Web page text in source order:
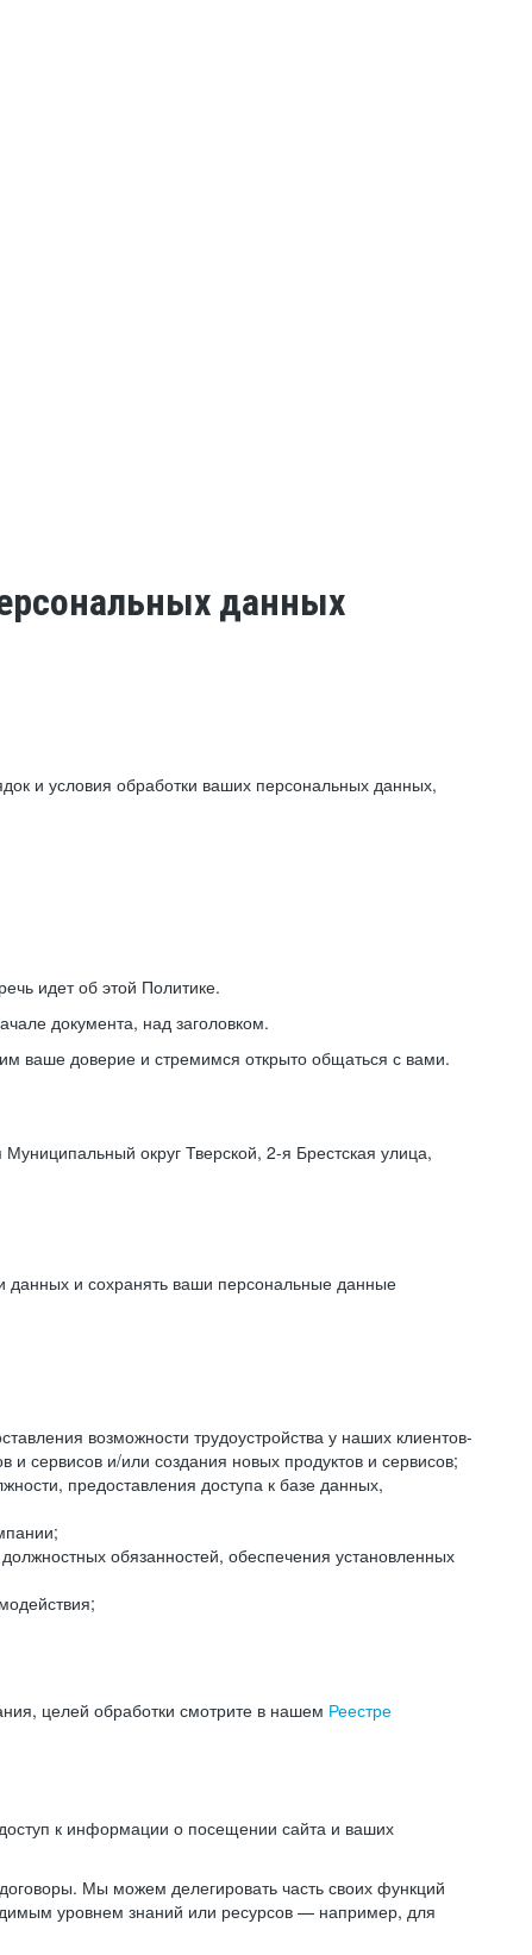
данных
и условия обработки ваших персональных данных,
идет об этой Политике.
документа, над заголовком.
ваше доверие и стремимся открыто общаться с вами.
округ Тверской, 2-я Брестская улица,
данных и сохранять ваши персональные данные
возможности трудоустройства у наших клиентов-
сервисов и/или создания новых продуктов и сервисов;
предоставления доступа к базе данных,
обязанностей, обеспечения установленных
целей обработки смотрите в нашем Реестре
к информации о посещении сайта и ваших
Мы можем делегировать часть своих функций
уровнем знаний или ресурсов — например, для